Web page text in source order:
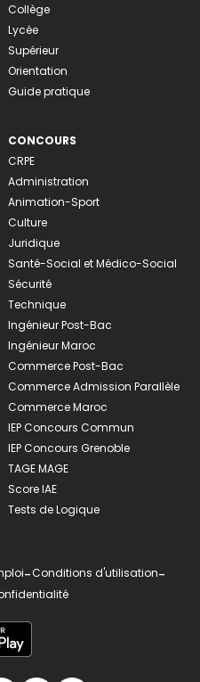
Collège
Lycée
Supérieur
Orientation
Guide pratique
CONCOURS
CRPE
Administration
Animation-Sport
Culture
Juridique
Santé-Social et Médico-Social
Sécurité
Technique
Ingénieur Post-Bac
Ingénieur Maroc
Commerce Post-Bac
Commerce Admission Parallèle
Commerce Maroc
IEP Concours Commun
IEP Concours Grenoble
TAGE MAGE
Score IAE
Tests de Logique
-Conditions d'utilisation-